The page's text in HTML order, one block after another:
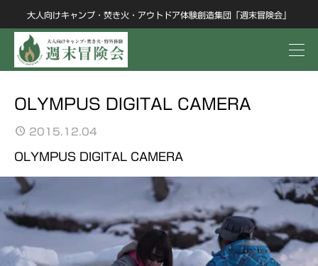
大人向けキャンプ・焚き火・アウトドア体験創造集団「週末冒険会」
OLYMPUS DIGITAL CAMERA
2015.12.04
OLYMPUS DIGITAL CAMERA